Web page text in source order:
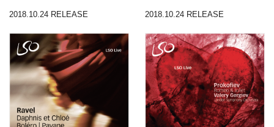
2018.10.24 RELEASE 2018.10.24 RELEASE